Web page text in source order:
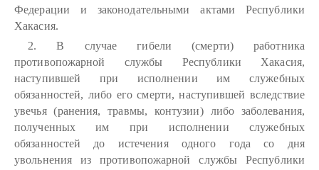
Федерации и законодательными актами Республики
Хакасия.
2. В случае гибели (смерти) работника
противопожарной службы Республики Хакасия,
наступившей при исполнении им служебных
обязанностей, либо его смерти, наступившей вследствие
увечья (ранения, травмы, контузии) либо заболевания,
полученных им при исполнении служебных
обязанностей до истечения одного года со дня
увольнения из противопожарной службы Республики